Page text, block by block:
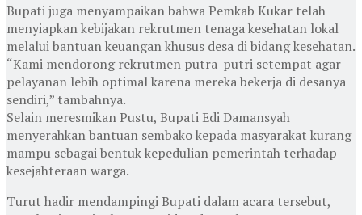
Bupati juga menyampaikan bahwa Pemkab Kukar telah
menyiapkan kebijakan rekrutmen tenaga kesehatan lokal
melalui bantuan keuangan khusus desa di bidang kesehatan.
“Kami mendorong rekrutmen putra-putri setempat agar
pelayanan lebih optimal karena mereka bekerja di desanya
sendiri,” tambahnya.
Selain meresmikan Pustu, Bupati Edi Damansyah
menyerahkan bantuan sembako kepada masyarakat kurang
mampu sebagai bentuk kepedulian pemerintah terhadap
kesejahteraan warga.
Turut hadir mendampingi Bupati dalam acara tersebut,